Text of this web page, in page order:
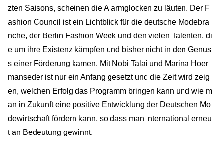
zten Saisons, scheinen die Alarmglocken zu läuten. Der F
ashion Council ist ein Lichtblick für die deutsche Modebra
nche, der Berlin Fashion Week und den vielen Talenten, di
e um ihre Existenz kämpfen und bisher nicht in den Genus
s einer Förderung kamen. Mit Nobi Talai und Marina Hoer
manseder ist nur ein Anfang gesetzt und die Zeit wird zeig
en, welchen Erfolg das Programm bringen kann und wie m
an in Zukunft eine positive Entwicklung der Deutschen Mo
dewirtschaft fördern kann, so dass man international erneu
t an Bedeutung gewinnt.